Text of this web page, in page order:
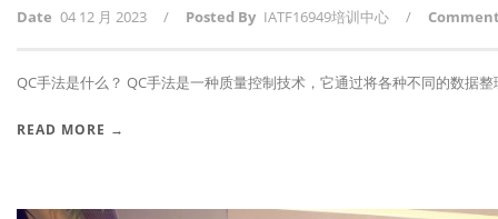
Date 04 12 月 2023 / Posted By IATF16949培训中心 /
QC手法是什么？ QC手法是一种质量控制技术，它通过将各种不同的数据整
READ MORE →